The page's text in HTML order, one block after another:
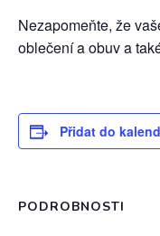
Nezapomeňte, že
oblečení a obuv a
Přidat do
PODROBNOSTI